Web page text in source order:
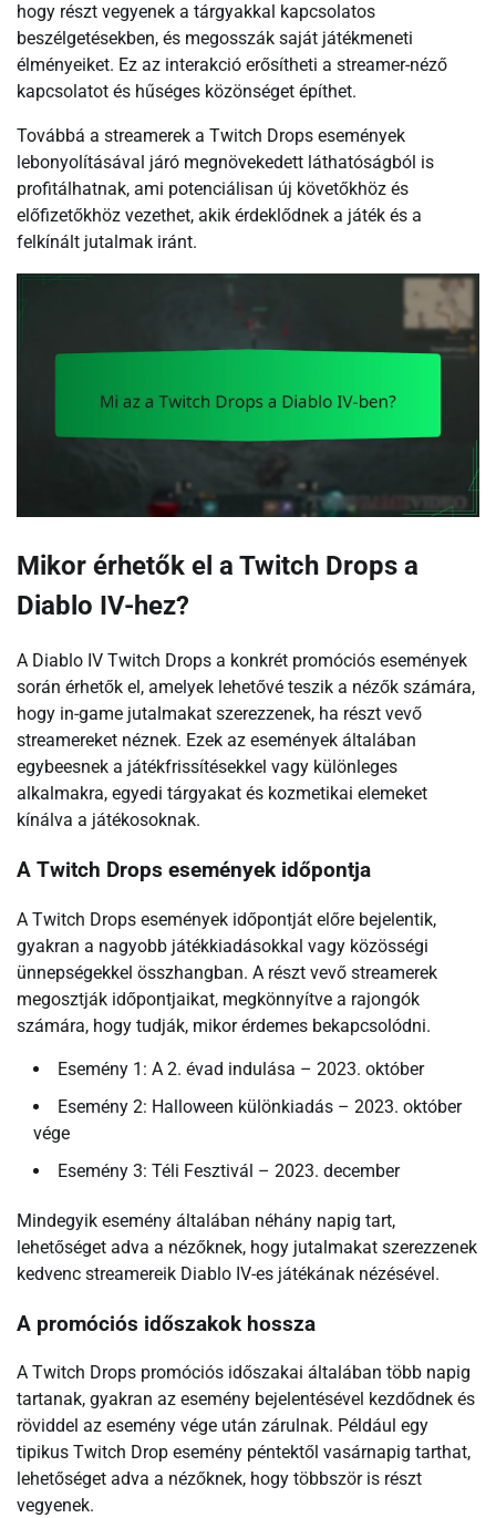
hogy részt vegyenek a tárgyakkal kapcsolatos
beszélgetésekben, és megosszák saját játékmeneti
élményeiket. Ez az interakció erősítheti a streamer-néző
kapcsolatot és hűséges közönséget építhet.
Továbbá a streamerek a Twitch Drops események
lebonyolításával járó megnövekedett láthatóságból is
profitálhatnak, ami potenciálisan új követőkhöz és
előfizetőkhöz vezethet, akik érdeklődnek a játék és a
felkínált jutalmak iránt.
Mikor érhetők el a Twitch Drops a
Diablo IV-hez?
A Diablo IV Twitch Drops a konkrét promóciós események
során érhetők el, amelyek lehetővé teszik a nézők számára,
hogy in-game jutalmakat szerezzenek, ha részt vevő
streamereket néznek. Ezek az események általában
egybeesnek a játékfrissítésekkel vagy különleges
alkalmakra, egyedi tárgyakat és kozmetikai elemeket
kínálva a játékosoknak.
A Twitch Drops események időpontja
A Twitch Drops események időpontját előre bejelentik,
gyakran a nagyobb játékkiadásokkal vagy közösségi
ünnepségekkel összhangban. A részt vevő streamerek
megosztják időpontjaikat, megkönnyítve a rajongók
számára, hogy tudják, mikor érdemes bekapcsolódni.
Esemény 1: A 2. évad indulása – 2023. október
Esemény 2: Halloween különkiadás – 2023. október
vége
Esemény 3: Téli Fesztivál – 2023. december
Mindegyik esemény általában néhány napig tart,
lehetőséget adva a nézőknek, hogy jutalmakat szerezzenek
kedvenc streamereik Diablo IV-es játékának nézésével.
A promóciós időszakok hossza
A Twitch Drops promóciós időszakai általában több napig
tartanak, gyakran az esemény bejelentésével kezdődnek és
röviddel az esemény vége után zárulnak. Például egy
tipikus Twitch Drop esemény péntektől vasárnapig tarthat,
lehetőséget adva a nézőknek, hogy többször is részt
vegyenek.